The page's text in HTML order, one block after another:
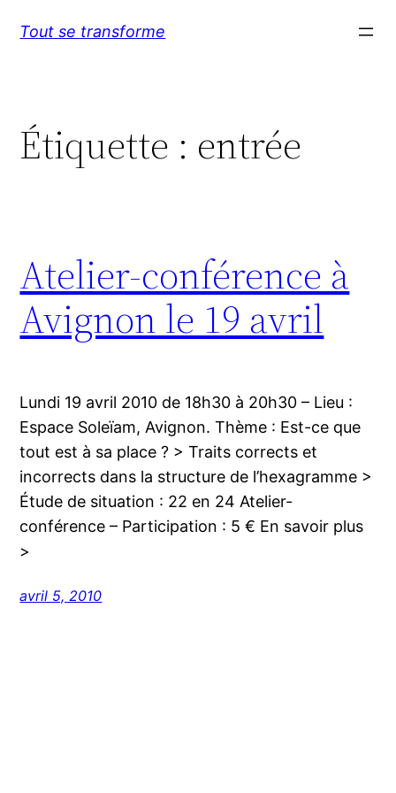
Tout se transforme
Étiquette : entrée
Atelier-conférence à
Avignon le 19 avril
Lundi 19 avril 2010 de 18h30 à 20h30 – Lieu :
Espace Soleïam, Avignon. Thème : Est-ce que
tout est à sa place ? > Traits corrects et
incorrects dans la structure de l’hexagramme >
Étude de situation : 22 en 24 Atelier-
conférence – Participation : 5 € En savoir plus
>
avril 5, 2010